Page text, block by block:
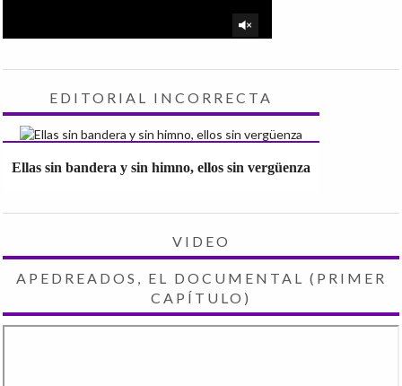
EDITORIAL INCORRECTA
Ellas sin bandera y sin himno, ellos sin vergüenza
VIDEO
APEDREADOS, EL DOCUMENTAL (PRIMER
CAPÍTULO)